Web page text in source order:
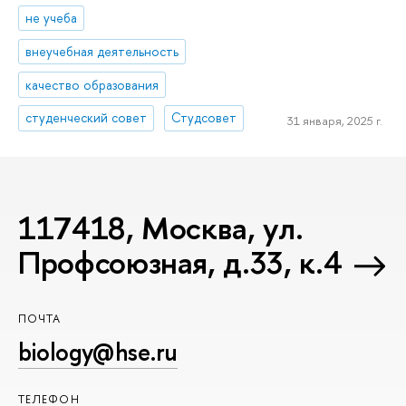
не учеба
внеучебная деятельность
качество образования
студенческий совет
Студсовет 31 января, 2025 г.
117418, Москва, ул.
Профсоюзная, д.33, к.4
ПОЧТА
biology@hse.ru
ТЕЛЕФОН